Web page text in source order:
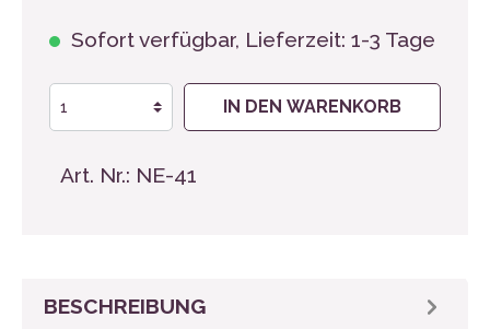
Sofort verfügbar, Lieferzeit: 1-3 Tage
IN DEN WARENKORB
Art. Nr.: NE-41
BESCHREIBUNG